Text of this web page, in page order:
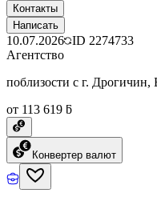
Контакты
Написать
10.07.2026 ID 2274733
Агентство
поблизости с г. Дрогичин,
от 113 619 ƃ
Конвертер валют